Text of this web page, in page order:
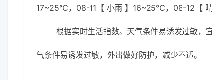
17~25℃，08-11【 小雨 】16~25℃，08-12【
根据实时生活指数。天气条件易诱发过敏，
气条件易诱发过敏，外出做好防护，减少不适。